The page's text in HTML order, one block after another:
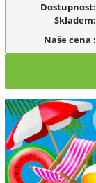
Dostupnost:
Skladem:
Naše cena :